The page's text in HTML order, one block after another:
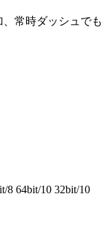
常時ダッシュでも
8 64bit/10 32bit/10